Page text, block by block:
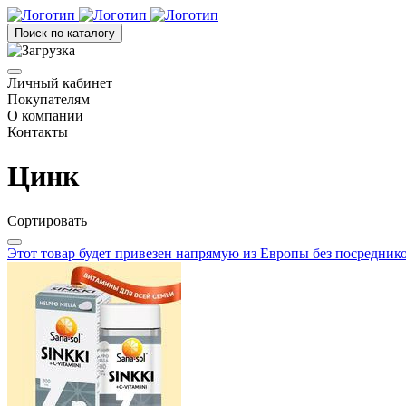
Поиск по каталогу
Личный кабинет
Покупателям
О компании
Контакты
Цинк
Сортировать
Этот товар будет привезен напрямую из Европы без